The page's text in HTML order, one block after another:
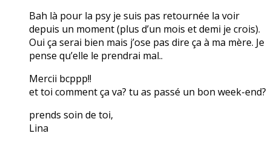
Bah là pour la psy je suis pas retournée la voir
depuis un moment (plus d’un mois et demi je crois).
Oui ça serai bien mais j’ose pas dire ça à ma mère. Je
pense qu’elle le prendrai mal..
Mercii bcppp!!
et toi comment ça va? tu as passé un bon week-end?
prends soin de toi,
Lina